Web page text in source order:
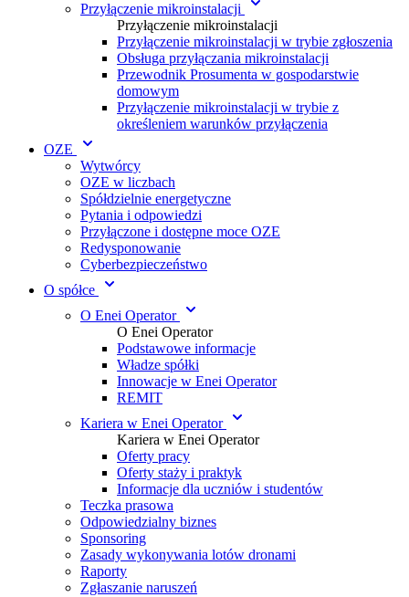
Przyłączenie mikroinstalacji
Przyłączenie mikroinstalacji
Przyłączenie mikroinstalacji w trybie zgłoszenia
Obsługa przyłączania mikroinstalacji
Przewodnik Prosumenta w gospodarstwie
domowym
Przyłączenie mikroinstalacji w trybie z
określeniem warunków przyłączenia
OZE
Wytwórcy
OZE w liczbach
Spółdzielnie energetyczne
Pytania i odpowiedzi
Przyłączone i dostępne moce OZE
Redysponowanie
Cyberbezpieczeństwo
O spółce
O Enei Operator
O Enei Operator
Podstawowe informacje
Władze spółki
Innowacje w Enei Operator
REMIT
Kariera w Enei Operator
Kariera w Enei Operator
Oferty pracy
Oferty staży i praktyk
Informacje dla uczniów i studentów
Teczka prasowa
Odpowiedzialny biznes
Sponsoring
Zasady wykonywania lotów dronami
Raporty
Zgłaszanie naruszeń